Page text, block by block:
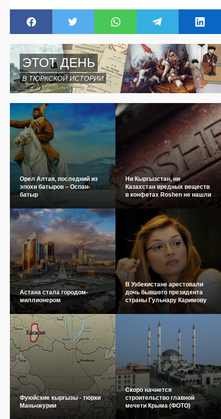
ЭТОТ ДЕНЬ
В ТЮРКСКОЙ ИСТОРИИ
Орел Алтая, последний из
эпохи батыров – Оспан-
батыр
Ни Кыргызстан, ни
Казахстан вредных веществ
в конфетах Roshen не нашли
Астана стала городом-
миллионером
В Узбекистане арестовали
дочь бывшего президента
страны Гульнару Каримову
Фуюйские кыргызы - тюрки
Маньчжурии
Скоро начнется
строительство главной
мечети Крыма (ФОТО)